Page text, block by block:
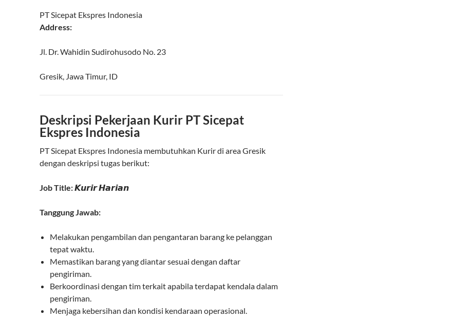
PT Sicepat Ekspres Indonesia
Address:
Jl. Dr. Wahidin Sudirohusodo No. 23
Gresik, Jawa Timur, ID
Deskripsi Pekerjaan Kurir PT Sicepat
Ekspres Indonesia
PT Sicepat Ekspres Indonesia membutuhkan Kurir di area Gresik
dengan deskripsi tugas berikut:
Job Title:𝙆𝙪𝙧𝙞𝙧 𝙃𝙖𝙧𝙞𝙖𝙣
Tanggung Jawab:
Melakukan pengambilan dan pengantaran barang ke pelanggan
tepat waktu.
Memastikan barang yang diantar sesuai dengan daftar
pengiriman.
Berkoordinasi dengan tim terkait apabila terdapat kendala dalam
pengiriman.
Menjaga kebersihan dan kondisi kendaraan operasional.